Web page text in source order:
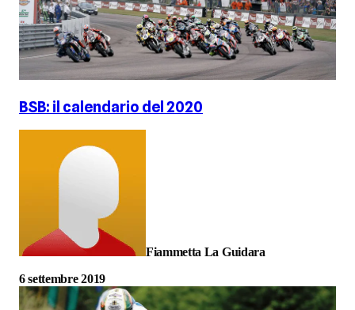
BSB: il calendario del 2020
Fiammetta La Guidara
6 settembre 2019